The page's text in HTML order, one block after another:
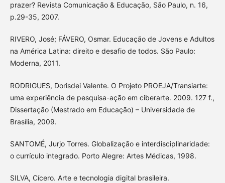
prazer? Revista Comunicação & Educação, São Paulo, n. 16,
p.29-35, 2007.
RIVERO, José; FÁVERO, Osmar. Educação de Jovens e Adultos
na América Latina: direito e desafio de todos. São Paulo:
Moderna, 2011.
RODRIGUES, Dorisdei Valente. O Projeto PROEJA/Transiarte:
uma experiência de pesquisa-ação em ciberarte. 2009. 127 f.,
Dissertação (Mestrado em Educação) – Universidade de
Brasília, 2009.
SANTOMÉ, Jurjo Torres. Globalização e interdisciplinaridade:
o currículo integrado. Porto Alegre: Artes Médicas, 1998.
SILVA, Cícero. Arte e tecnologia digital brasileira.